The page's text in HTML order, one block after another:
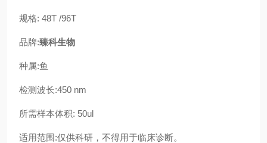
规格: 48T /96T
品牌:臻科生物
种属:鱼
检测波长:450 nm
所需样本体积: 50ul
适用范围:仅供科研，不得用于临床诊断。